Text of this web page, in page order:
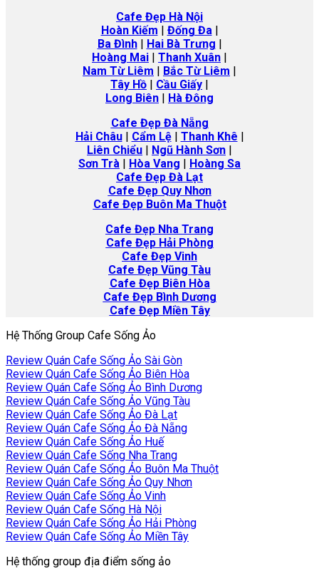
Cafe Đẹp Hà Nội
Hoàn Kiếm
Đống Đa|
Ba Đình| Hai Bà Trưng
Hoàng Mai
Thanh Xuân
Nam Từ Liêm
Bắc Từ Liêm
Tây Hồ
Cầu Giấy
Long Biên
Hà Đông
Cafe Đẹp Đà Nẵng
Hải Châu| Cẩm Lệ| Thanh Khê
Liên Chiểu
Ngũ Hành Sơn
Sơn Trà
Hòa Vang
Hoàng Sa
Cafe Đẹp Đà Lạt
Cafe Đẹp Quy Nhơn
Cafe Đẹp Buôn Ma Thuột
Cafe Đẹp Nha Trang
Cafe Đẹp Hải Phòng
Cafe Đẹp Vinh
Cafe Đẹp Vũng Tàu
Cafe Đẹp Biên Hòa
Cafe Đẹp Bình Dương
Cafe Đẹp Miền Tây
Hệ Thống Group Cafe Sống Ảo
Review Quán Cafe Sống Ảo Sài Gòn
Review Quán Cafe Sống Ảo Biên Hòa
Review Quán Cafe Sống Ảo Bình Dương
Review Quán Cafe Sống Ảo Vũng Tàu
Review Quán Cafe Sống Ảo Đà Lạt
Review Quán Cafe Sống Ảo Đà Nẵng
Review Quán Cafe Sống Ảo Huế
Review Quán Cafe Sống Nha Trang
Review Quán Cafe Sống Ảo Buôn Ma Thuột
Review Quán Cafe Sống Ảo Quy Nhơn
Review Quán Cafe Sống Ảo Vinh
Review Quán Cafe Sống Hà Nội
Review Quán Cafe Sống Ảo Hải Phòng
Review Quán Cafe Sống Ảo Miền Tây
Hệ thống group địa điểm sống ảo